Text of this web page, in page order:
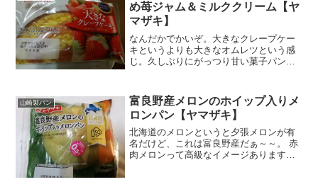
め苺ジャム＆ミルククリーム【ヤ
マザキ】
なんだかでかいぞ。大きなクレープケー
キというよりも大きなオムレツという感
じ。久しぶりにがっつり甘い菓子パン食
ぞ。おこちゃま大丈夫かな？へぇ～～。
こうくるか。パッケージを...
山崎製パン
富良野産メロンのホイップ入りメ
ロンパン【ヤマザキ】
北海道のメロンというと夕張メロンが有
名だけど、これは富良野産だぁ～～。 赤
肉メロンって高級なイメージありますね